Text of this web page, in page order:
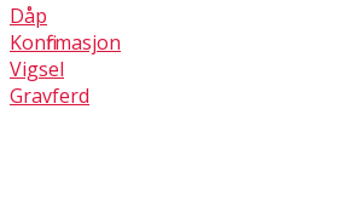
Dåp
Konfirmasjon
Vigsel
Gravferd